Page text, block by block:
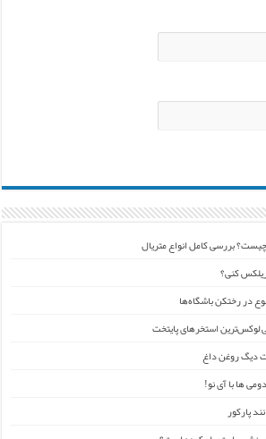
بررسی کامل انواع متریال
کنی؟
در رختکن باشگاه‌ها
لوکس‌ترین استخرهای پایتخت
دیگ روغن داغ
ها با آی نو!